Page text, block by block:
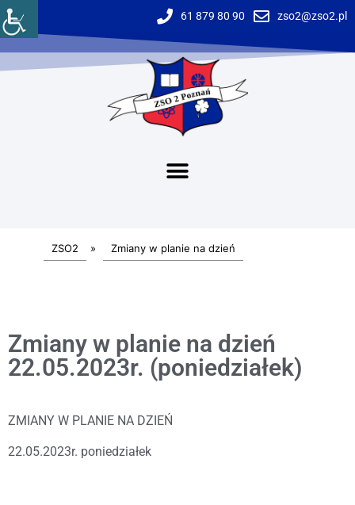
61 879 80 90 zso2@zso2.pl
ZSO2 » Zmiany w planie na dzień
Zmiany w planie na dzień
22.05.2023r. (poniedziałek)
ZMIANY W PLANIE NA DZIEŃ
22.05.2023r. poniedziałek